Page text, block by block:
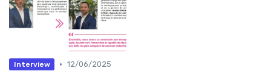
Interview • 12/06/2025